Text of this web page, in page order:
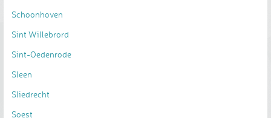
Schoonhoven
Sint Willebrord
Sint-Oedenrode
Sleen
Sliedrecht
Soest